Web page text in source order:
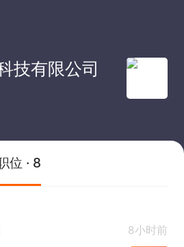
技有限公司
位 · 8
8小时前